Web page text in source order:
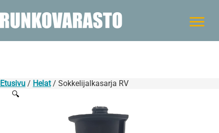
Etusivu / Helat/ Sokkelijalkasarja RV
🔍